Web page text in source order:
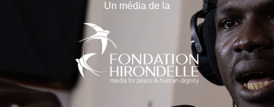
Un média de la